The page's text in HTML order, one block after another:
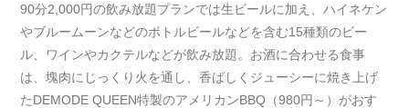
90分2,000円の飲み放題プランでは生ビールに加え、ハイネケン
やブルームーンなどのボトルビールなどを含む15種類のビー
ル、ワインやカクテルなどが飲み放題。お酒に合わせる食事
は、塊肉にじっくり火を通し、香ばしくジューシーに焼き上げ
たDEMODE QUEEN特製のアメリカンBBQ（980円～）がおす